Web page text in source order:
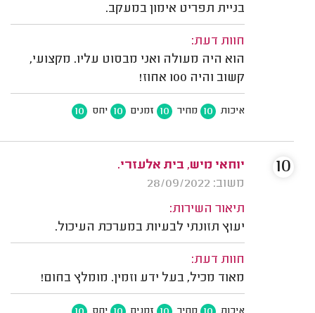
בניית תפריט אימון במעקב.
חוות דעת:
הוא היה מעולה ואני מבסוט עליו. מקצועי,
קשוב והיה 100 אחוז!
איכות 10 מחיר 10 זמנים 10 יחס 10
יוחאי מיש, בית אלעזרי.
משוב: 28/09/2022
תיאור השירות:
יעוץ תזונתי לבעיות במערכת העיכול.
חוות דעת:
מאוד מכיל, בעל ידע וזמין. מומלץ בחום!
10